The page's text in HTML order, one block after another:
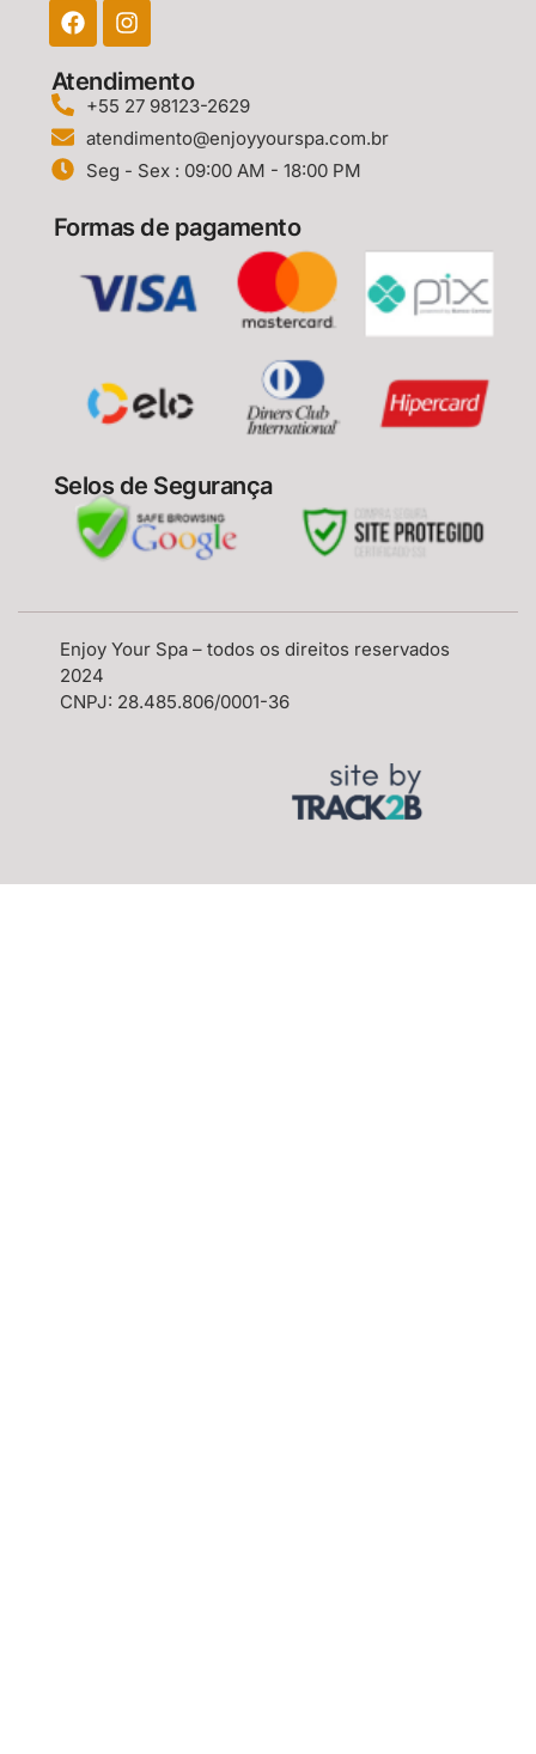
Atendimento
+55 27 98123-2629
atendimento@enjoyyourspa.com.br
Seg - Sex : 09:00 AM - 18:00 PM
Formas de pagamento
Selos de Segurança
Enjoy Your Spa – todos os direitos reservados
2024
CNPJ: 28.485.806/0001-36